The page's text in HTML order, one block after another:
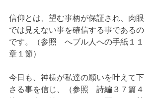
信仰とは、望む事柄が保証され、肉眼
では見えない事を確信する事であるの
です。（参照　へブル人への手紙１１
章１節）
今日も、神様が私達の願いを叶えて下
さる事を信じ、（参照　詩編３７篇４